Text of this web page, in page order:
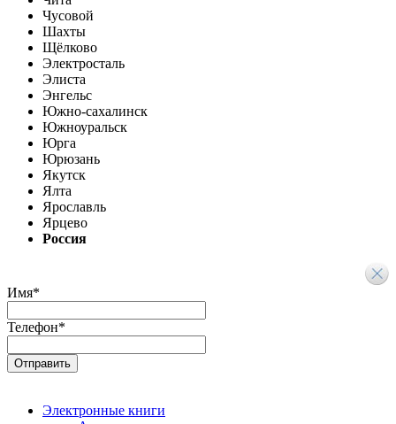
Чусовой
Шахты
Щёлково
Электросталь
Элиста
Энгельс
Южно-сахалинск
Южноуральск
Юрга
Юрюзань
Якутск
Ялта
Ярославль
Ярцево
Россия
Имя*
Телефон*
Электронные книги